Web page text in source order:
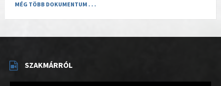
MÉG TÖBB DOKUMENTUM . . .
SZAKMÁRRÓL